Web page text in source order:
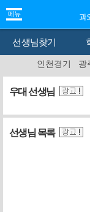
선생님찾기
인천경기 광
우대 선생님
선생님 목록